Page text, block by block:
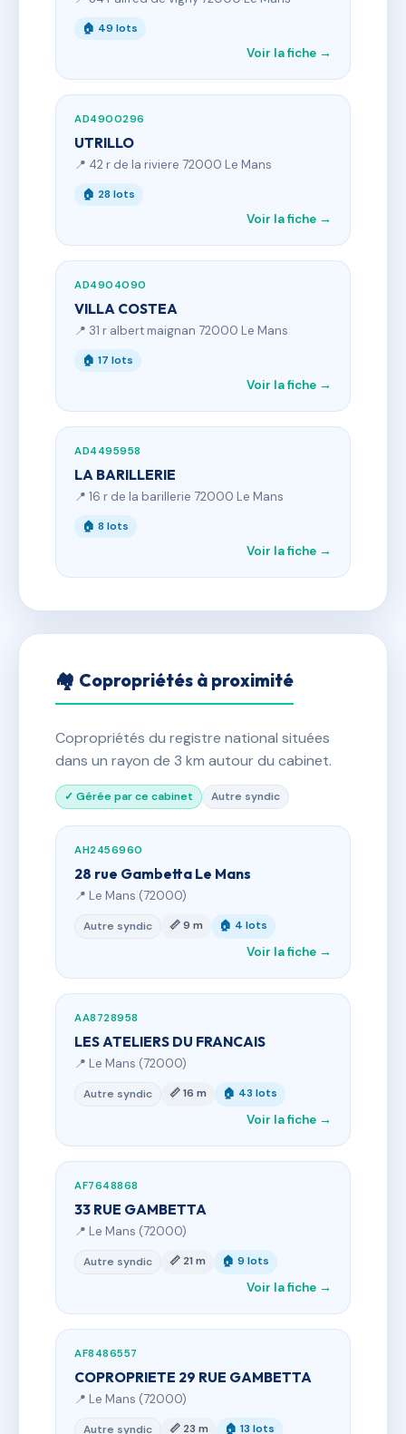
🏠 49 lots
Voir la fiche →
AD4900296
UTRILLO
📍 42 r de la riviere 72000 Le Mans
🏠 28 lots
Voir la fiche →
AD4904090
VILLA COSTEA
📍 31 r albert maignan 72000 Le Mans
🏠 17 lots
Voir la fiche →
AD4495958
LA BARILLERIE
📍 16 r de la barillerie 72000 Le Mans
🏠 8 lots
Voir la fiche →
🏘 Copropriétés à proximité
Copropriétés du registre national situées
dans un rayon de 3 km autour du cabinet.
✓ Gérée par ce cabinet Autre syndic
AH2456960
28 rue Gambetta Le Mans
📍 Le Mans (72000)
Autre syndic 📏 9 m 🏠 4 lots
Voir la fiche →
AA8728958
LES ATELIERS DU FRANCAIS
📍 Le Mans (72000)
Autre syndic 📏 16 m 🏠 43 lots
Voir la fiche →
AF7648868
33 RUE GAMBETTA
📍 Le Mans (72000)
Autre syndic 📏 21 m 🏠 9 lots
Voir la fiche →
AF8486557
COPROPRIETE 29 RUE GAMBETTA
📍 Le Mans (72000)
Autre syndic 📏 23 m 🏠 13 lots